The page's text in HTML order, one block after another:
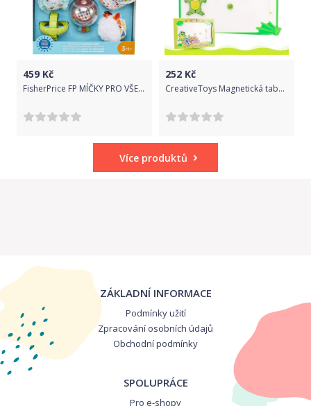
459 Kč
FisherPrice FP MÍČKY PRO VŠECHNY SMYSLY
252 Kč
CreativeToys Magnetická tabulka Žabka MAXI 46cm
Více produktů
ZÁKLADNÍ INFORMACE
Podmínky užití
Zpracování osobních údajů
Obchodní podmínky
SPOLUPRÁCE
Pro e-shopy